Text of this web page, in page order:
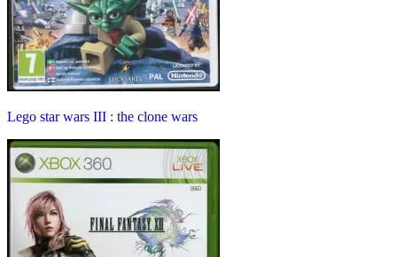
Lego star wars III : the clone wars